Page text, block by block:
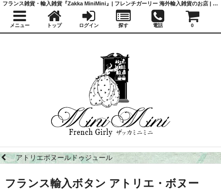
アトリエボヌールドゥジュール
フランス輸入ボタン アトリエ・ボヌー
フランス雑貨・輸入雑貨『Zakka MiniMini』| フレンチガーリー 海外輸入雑貨のお店 | かわいい雑貨 | 蚤の市 | アンティーク
メニュー トップ ログイン 探す 電話 0